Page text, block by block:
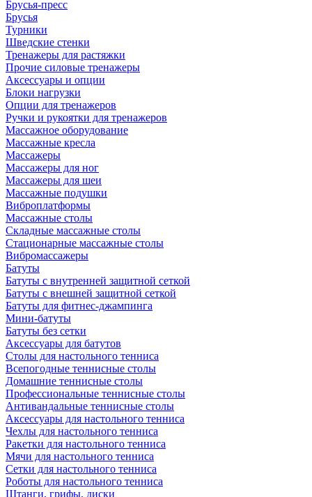
Брусья-пресс
Брусья
Турники
Шведские стенки
Тренажеры для растяжки
Прочие силовые тренажеры
Аксессуары и опции
Блоки нагрузки
Опции для тренажеров
Ручки и рукоятки для тренажеров
Массажное оборудование
Массажные кресла
Массажеры
Массажеры для ног
Массажеры для шеи
Массажные подушки
Виброплатформы
Массажные столы
Складные массажные столы
Стационарные массажные столы
Вибромассажеры
Батуты
Батуты с внутренней защитной сеткой
Батуты с внешней защитной сеткой
Батуты для фитнес-джампинга
Мини-батуты
Батуты без сетки
Аксессуары для батутов
Столы для настольного тенниса
Всепогодные теннисные столы
Домашние теннисные столы
Профессиональные теннисные столы
Антивандальные теннисные столы
Аксессуары для настольного тенниса
Чехлы для настольного тенниса
Ракетки для настольного тенниса
Мячи для настольного тенниса
Сетки для настольного тенниса
Роботы для настольного тенниса
Штанги, грифы, диски